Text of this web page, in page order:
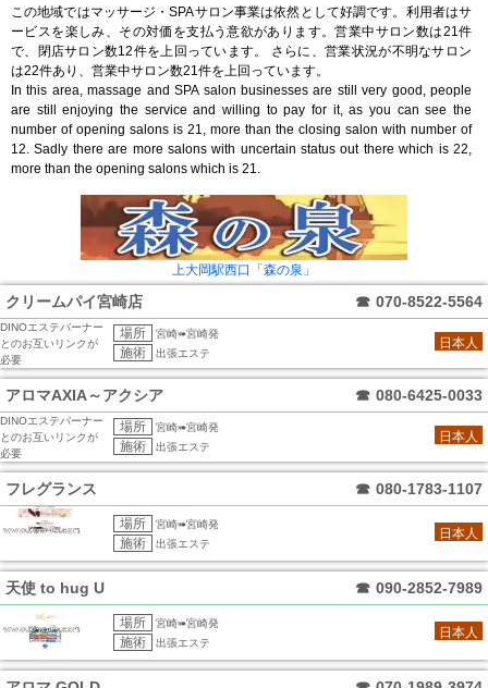
この地域ではマッサージ・SPAサロン事業は依然として好調です。利用者はサ
ービスを楽しみ、その対価を支払う意欲があります。営業中サロン数は21件
で、閉店サロン数12件を上回っています。 さらに、営業状況が不明なサロン
は22件あり、営業中サロン数21件を上回っています。
In this area, massage and SPA salon businesses are still very good, people
are still enjoying the service and willing to pay for it, as you can see the
number of opening salons is 21, more than the closing salon with number of
12. Sadly there are more salons with uncertain status out there which is 22,
more than the opening salons which is 21.
上大岡駅西口「森の泉」
クリームパイ宮崎店 ☎ 070-8522-5564
DINOエステバーナー
とのお互いリンクが
必要
場所 宮崎➠宮崎発
施術 出張エステ
日本人
アロマAXIA～アクシア ☎ 080-6425-0033
DINOエステバーナー
とのお互いリンクが
必要
場所 宮崎➠宮崎発
施術 出張エステ
日本人
フレグランス ☎ 080-1783-1107
場所 宮崎➠宮崎発
施術 出張エステ
日本人
天使 to hug U ☎ 090-2852-7989
場所 宮崎➠宮崎発
施術 出張エステ
日本人